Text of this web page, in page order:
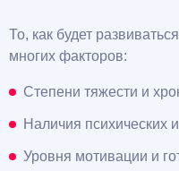
То, как будет
многих факторов:
Степени тяжести и
Наличия психических
Уровня мотивации и